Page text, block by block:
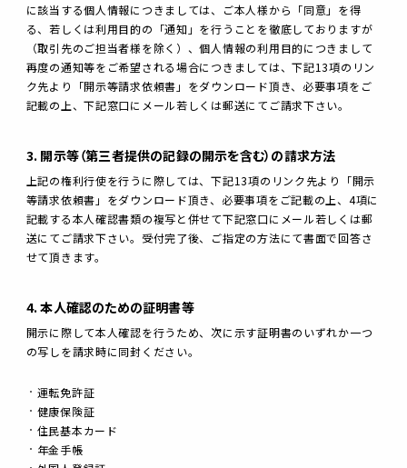
に該当する個人情報につきましては、ご本人様から「同意」を得
る、若しくは利用目的の「通知」を行うことを徹底しておりますが
（取引先のご担当者様を除く）、個人情報の利用目的につきまして
再度の通知等をご希望される場合につきましては、下記13項のリン
ク先より「開示等請求依頼書」をダウンロード頂き、必要事項をご
記載の上、下記窓口にメール若しくは郵送にてご請求下さい。
3. 開示等（第三者提供の記録の開示を含む）の請求方法
上記の権利行使を行うに際しては、下記13項のリンク先より「開示
等請求依頼書」をダウンロード頂き、必要事項をご記載の上、4項に
記載する本人確認書類の複写と併せて下記窓口にメール若しくは郵
送にてご請求下さい。受付完了後、ご指定の方法にて書面で回答さ
せて頂きます。
4. 本人確認のための証明書等
開示に際して本人確認を行うため、次に示す証明書のいずれか一つ
の写しを請求時に同封ください。
運転免許証
健康保険証
住民基本カード
年金手帳